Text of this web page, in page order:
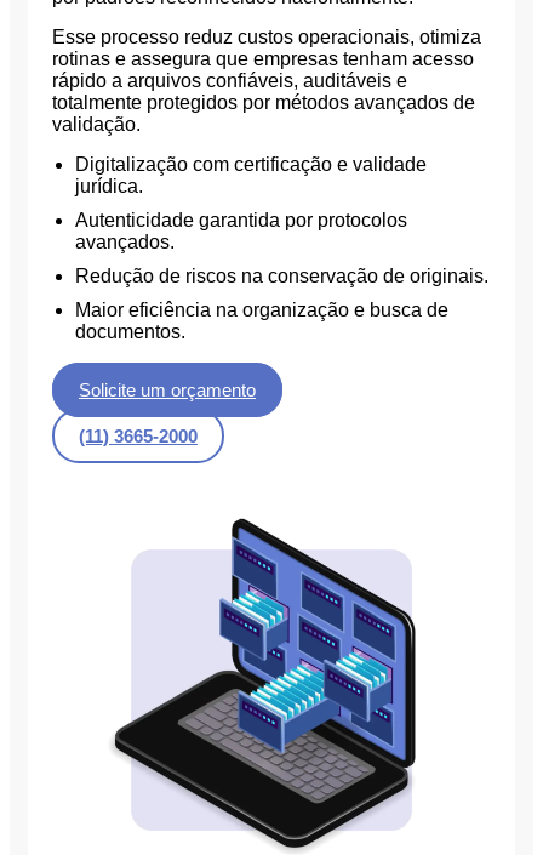
Esse processo reduz custos operacionais, otimiza
rotinas e assegura que empresas tenham acesso
rápido a arquivos confiáveis, auditáveis e
totalmente protegidos por métodos avançados de
validação.
Digitalização com certificação e validade
jurídica.
Autenticidade garantida por protocolos
avançados.
Redução de riscos na conservação de originais.
Maior eficiência na organização e busca de
documentos.
Solicite um orçamento
(11) 3665-2000